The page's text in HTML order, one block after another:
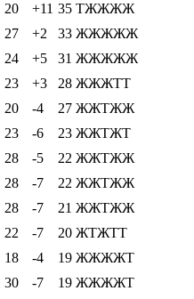
20 +11 35 ТЖЖЖЖ
27 +2 33 ЖЖЖЖЖ
24 +5 31 ЖЖЖЖЖ
23 +3 28 ЖЖЖТТ
20 -4 27 ЖЖТЖЖ
23 -6 23 ЖЖТЖТ
28 -5 22 ЖЖТЖЖ
28 -7 22 ЖЖТЖЖ
28 -7 21 ЖЖТЖЖ
22 -7 20 ЖТЖТТ
18 -4 19 ЖЖЖЖТ
30 -7 19 ЖЖЖЖТ